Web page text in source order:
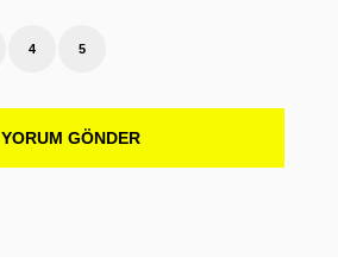
4 5
YORUM GÖNDER